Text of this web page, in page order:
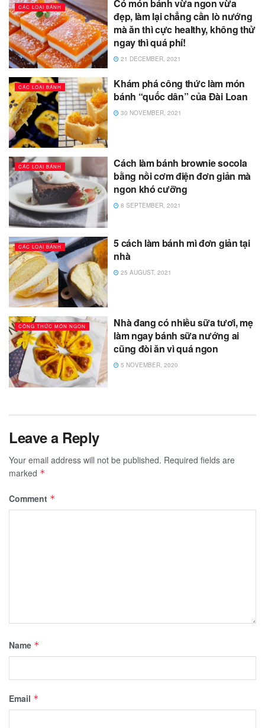
CÁC LOẠI BÁNH
Có món bánh vừa ngon vừa
đẹp, làm lại chẳng cần lò nướng
mà ăn thì cực healthy, không thử
ngay thì quá phí!
21 DECEMBER, 2021
CÁC LOẠI BÁNH
Khám phá công thức làm món
bánh “quốc dân” của Đài Loan
30 NOVEMBER, 2021
CÁC LOẠI BÁNH
Cách làm bánh brownie socola
bằng nồi cơm điện đơn giản mà
ngon khó cưỡng
8 SEPTEMBER, 2021
CÁC LOẠI BÁNH
5 cách làm bánh mì đơn giản tại
nhà
25 AUGUST, 2021
CÔNG THỨC MÓN NGON
Nhà đang có nhiều sữa tươi, mẹ
làm ngay bánh sữa nướng ai
cũng đòi ăn vì quá ngon
5 NOVEMBER, 2020
Leave a Reply
Your email address will not be published. Required fields are
marked *
Comment *
Name *
Email *